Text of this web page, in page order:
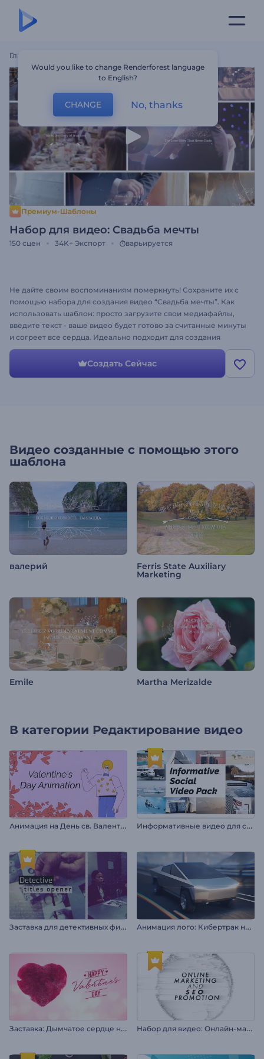
Главная
Премиум-Шаблоны
Набор для видео: Свадьба мечты
150 сцен 34K+ Экспорт варьируется
Не дайте своим воспоминаниям померкнуть! Сохраните их с
помощью набора для создания видео “Свадьба мечты”. Как
использовать шаблон: просто загрузите свои медиафайлы,
введите текст - ваше видео будет готово за считанные минуты
и согреет все сердца. Идеально подходит для создания
свадебных приглашений, романтических слайд-шоу,
видеосообщений и многого другого. Увековечьте
драгоценные моменты - попробуйте создать свое видео
Создать Сейчас
Видео созданные с помощью этого
шаблона
валерий Ferris State Auxiliary
Marketing
Emile Martha Merizalde
В категории Редактирование видео
А
нимация на День св. Валентина И
нформативные видео для соцсетей
З
аставка для детективных фильмов А
нимация лого: Кибертрак на скорости
З
аставка: Дымчатое сердце на День св. Валентина Н
абор для видео: Онлайн-маркетинг и SEO
Would you like to change Renderforest language
to English?
CHANGE No, thanks